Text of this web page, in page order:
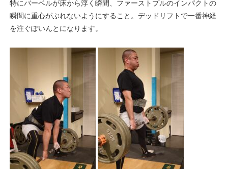
特にバーベルが床から浮く瞬間、ファーストプルのインパクトの
瞬間に重心がぶれないようにすること。デッドリフトで一番神経
を注ぐぽいんとになります。